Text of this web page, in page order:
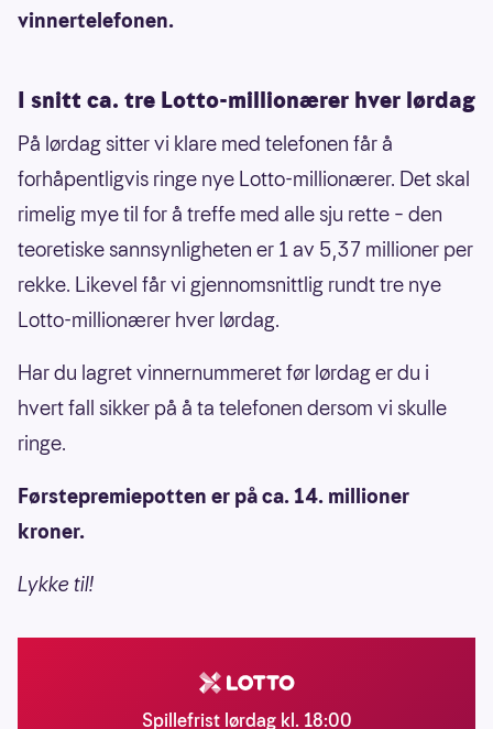
vinnertelefonen.
I snitt ca. tre Lotto-millionærer hver lørdag
På lørdag sitter vi klare med telefonen får å
forhåpentligvis ringe nye Lotto-millionærer. Det skal
rimelig mye til for å treffe med alle sju rette – den
teoretiske sannsynligheten er 1 av 5,37 millioner per
rekke. Likevel får vi gjennomsnittlig rundt tre nye
Lotto-millionærer hver lørdag.
Har du lagret vinnernummeret før lørdag er du i
hvert fall sikker på å ta telefonen dersom vi skulle
ringe.
Førstepremiepotten er på ca. 14. millioner
kroner.
Lykke til!
Spillefrist lørdag kl. 18:00